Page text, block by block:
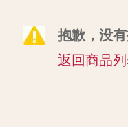
抱歉，没
返回商品